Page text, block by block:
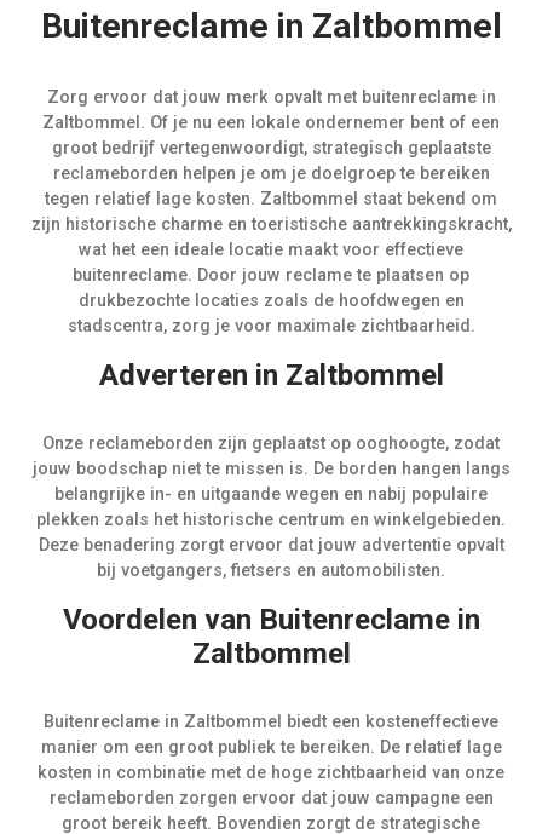
Buitenreclame in Zaltbommel
Zorg ervoor dat jouw merk opvalt met buitenreclame in
Zaltbommel. Of je nu een lokale ondernemer bent of een
groot bedrijf vertegenwoordigt, strategisch geplaatste
reclameborden helpen je om je doelgroep te bereiken
tegen relatief lage kosten. Zaltbommel staat bekend om
zijn historische charme en toeristische aantrekkingskracht,
wat het een ideale locatie maakt voor effectieve
buitenreclame. Door jouw reclame te plaatsen op
drukbezochte locaties zoals de hoofdwegen en
stadscentra, zorg je voor maximale zichtbaarheid.
Adverteren in Zaltbommel
Onze reclameborden zijn geplaatst op ooghoogte, zodat
jouw boodschap niet te missen is. De borden hangen langs
belangrijke in- en uitgaande wegen en nabij populaire
plekken zoals het historische centrum en winkelgebieden.
Deze benadering zorgt ervoor dat jouw advertentie opvalt
bij voetgangers, fietsers en automobilisten.
Voordelen van Buitenreclame in
Zaltbommel
Buitenreclame in Zaltbommel biedt een kosteneffectieve
manier om een groot publiek te bereiken. De relatief lage
kosten in combinatie met de hoge zichtbaarheid van onze
reclameborden zorgen ervoor dat jouw campagne een
groot bereik heeft. Bovendien zorgt de strategische